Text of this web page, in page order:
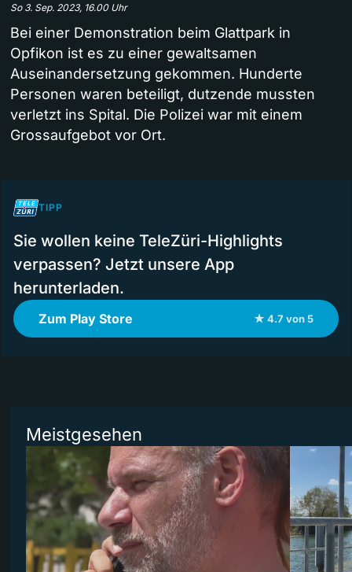
So 3. Sep. 2023, 16.00 Uhr
Bei einer Demonstration beim Glattpark in
Opfikon ist es zu einer gewaltsamen
Auseinandersetzung gekommen. Hunderte
Personen waren beteiligt, dutzende mussten
verletzt ins Spital. Die Polizei war mit einem
Grossaufgebot vor Ort.
TIPP
Sie wollen keine TeleZüri-Highlights
verpassen? Jetzt unsere App
herunterladen.
Zum Play Store ★ 4.7 von 5
Meistgesehen